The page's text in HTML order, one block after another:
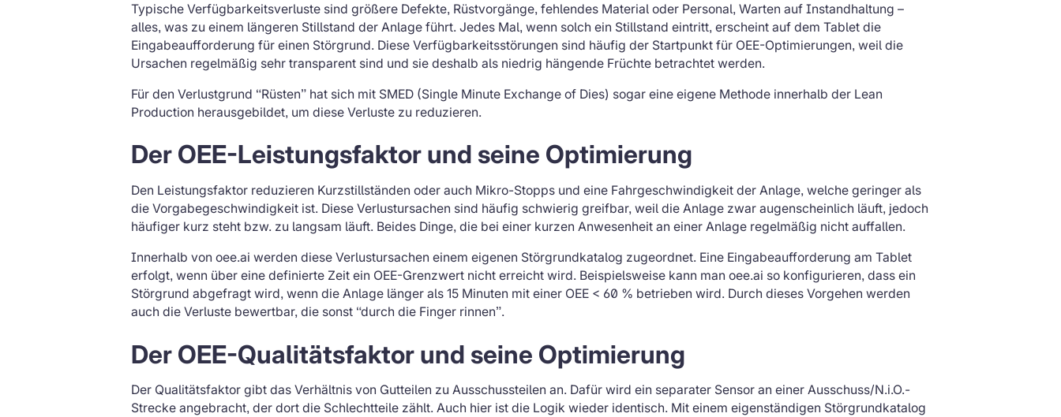
Typische Verfügbarkeitsverluste sind größere Defekte, Rüstvorgänge, fehlendes Material oder Personal, Warten auf Instandhaltung –
alles, was zu einem längeren Stillstand der Anlage führt. Jedes Mal, wenn solch ein Stillstand eintritt, erscheint auf dem Tablet die
Eingabeaufforderung für einen Störgrund. Diese Verfügbarkeitsstörungen sind häufig der Startpunkt für OEE-Optimierungen, weil die
Ursachen regelmäßig sehr transparent sind und sie deshalb als niedrig hängende Früchte betrachtet werden.
Für den Verlustgrund “Rüsten” hat sich mit SMED (Single Minute Exchange of Dies) sogar eine eigene Methode innerhalb der Lean
Production herausgebildet, um diese Verluste zu reduzieren.
Der OEE-Leistungsfaktor und seine Optimierung
Den Leistungsfaktor reduzieren Kurzstillständen oder auch Mikro-Stopps und eine Fahrgeschwindigkeit der Anlage, welche geringer als
die Vorgabegeschwindigkeit ist. Diese Verlustursachen sind häufig schwierig greifbar, weil die Anlage zwar augenscheinlich läuft, jedoch
häufiger kurz steht bzw. zu langsam läuft. Beides Dinge, die bei einer kurzen Anwesenheit an einer Anlage regelmäßig nicht auffallen.
Innerhalb von oee.ai werden diese Verlustursachen einem eigenen Störgrundkatalog zugeordnet. Eine Eingabeaufforderung am Tablet
erfolgt, wenn über eine definierte Zeit ein OEE-Grenzwert nicht erreicht wird. Beispielsweise kann man oee.ai so konfigurieren, dass ein
Störgrund abgefragt wird, wenn die Anlage länger als 15 Minuten mit einer OEE < 60 % betrieben wird. Durch dieses Vorgehen werden
auch die Verluste bewertbar, die sonst “durch die Finger rinnen”.
Der OEE-Qualitätsfaktor und seine Optimierung
Der Qualitätsfaktor gibt das Verhältnis von Gutteilen zu Ausschussteilen an. Dafür wird ein separater Sensor an einer Ausschuss/N.i.O.-
Strecke angebracht, der dort die Schlechtteile zählt. Auch hier ist die Logik wieder identisch. Mit einem eigenständigen Störgrundkatalog